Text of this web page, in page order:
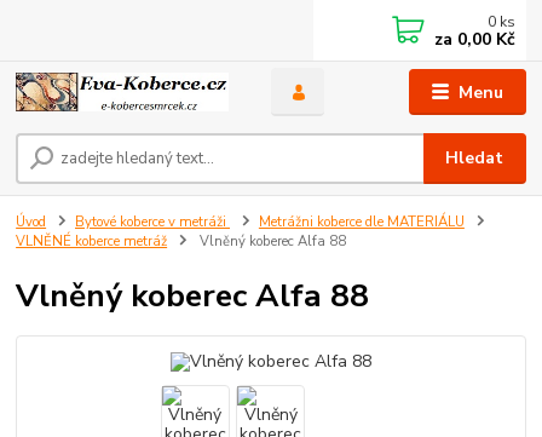
Menu
Hledat
0 ks
za 0,00 Kč
Úvod Bytové koberce v metráži
Metrážni koberce dle MATERIÁLU
VLNĚNÉ koberce metráž
Vlněný koberec Alfa 88
Vlněný koberec Alfa 88